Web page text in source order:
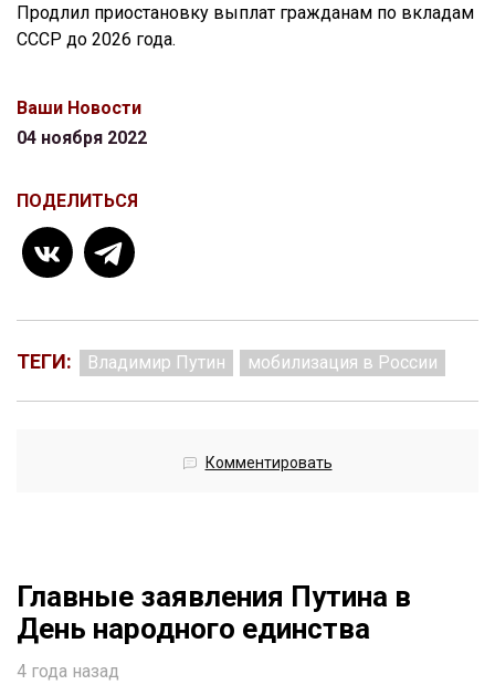
Продлил приостановку выплат гражданам по вкладам
CCCР до 2026 года.
Ваши Новости
04 ноября 2022
ПОДЕЛИТЬСЯ
ТЕГИ: Владимир Путин мобилизация в России
Комментировать
Главные заявления Путина в
День народного единства
4 года назад